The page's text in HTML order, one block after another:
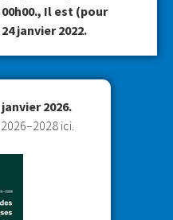
Il est (pour
janvier 2022.
janvier 2026.
ici.